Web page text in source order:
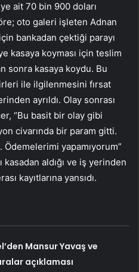
ait 70 bin 900 doları
oto galeri işleten Adnan
bankadan çektiği parayı
kasaya koyması için teslim
sonra kasaya koydu. Bu
ile ilgilenmesini fırsat
ayrıldı. Olay sonrası
“Bu basit bir olay gibi
civarında bir param gitti.
yapamıyorum”
kasadan aldığı ve iş yerinden
kayıtlarına yansıdı.
Mansur Yavaş ve
açıklaması